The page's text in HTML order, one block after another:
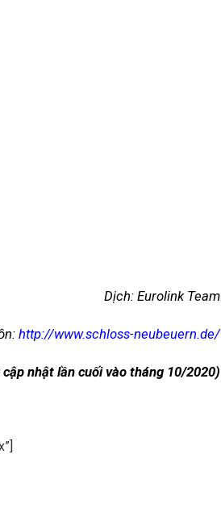
Dịch: Eurolink Team
http://www.schloss-neubeuern.de/
nhật lần cuối vào tháng 10/2020)